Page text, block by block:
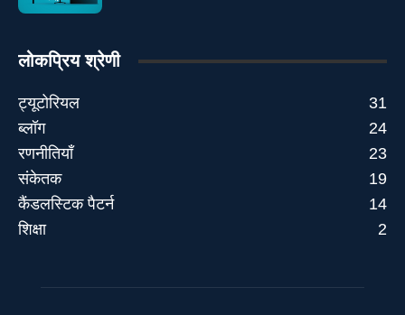
लोकप्रिय श्रेणी
ट्यूटोरियल
31
ब्लॉग
24
रणनीतियाँ
23
संकेतक
19
कैंडलस्टिक पैटर्न
14
शिक्षा
2